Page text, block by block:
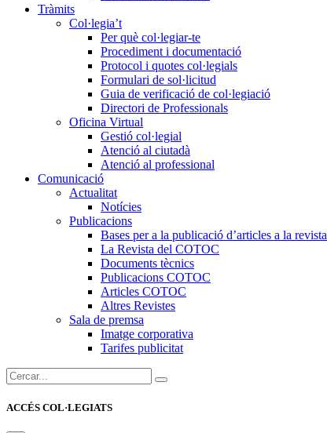
Tràmits
Col·legia’t
Per què col·legiar-te
Procediment i documentació
Protocol i quotes col·legials
Formulari de sol·licitud
Guia de verificació de col·legiació
Directori de Professionals
Oficina Virtual
Gestió col·legial
Atenció al ciutadà
Atenció al professional
Comunicació
Actualitat
Notícies
Publicacions
Bases per a la publicació d’articles a la revista
La Revista del COTOC
Documents tècnics
Publicacions COTOC
Articles COTOC
Altres Revistes
Sala de premsa
Imatge corporativa
Tarifes publicitat
Cercar:
ACCÉS COL·LEGIATS